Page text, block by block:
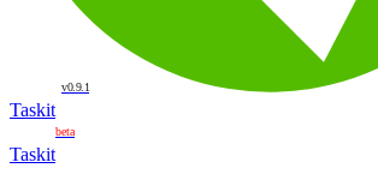
Taskit
v0.9.1
Taskit
beta